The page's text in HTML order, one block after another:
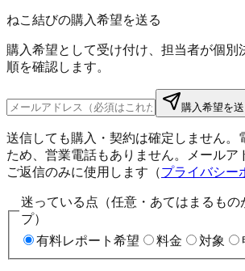
ねこ結びの購入希望を送る
購入希望として受け付け、担当者が個別
順を確認します。
購入希望を
送信しても購入・契約は確定しません。
ため、営業電話もありません。メールア
ご返信のみに使用します（プライバシー
迷っている点（任意・あてはまるもの
プ）
有料レポート希望
料金 対象